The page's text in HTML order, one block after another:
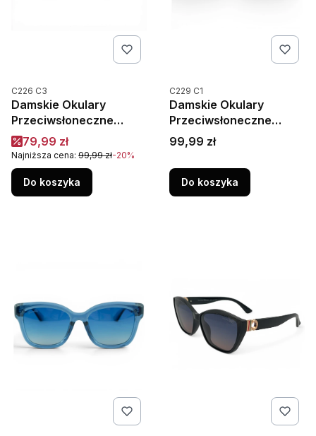
Kod produktu
C226 C3
Damskie Okulary
Przeciwsłoneczne
Polaryzacja UV400
Camilla C226C3 Cętki
Cena promocyjna
79,99 zł
Najniższa cena: 99,99 zł-20%
Do koszyka
Kod produktu
C229 C1
Damskie Okulary
Przeciwsłoneczne
Polaryzacja UV400
Camilla C229C1 Czarne
Cena
99,99 zł
Do koszyka